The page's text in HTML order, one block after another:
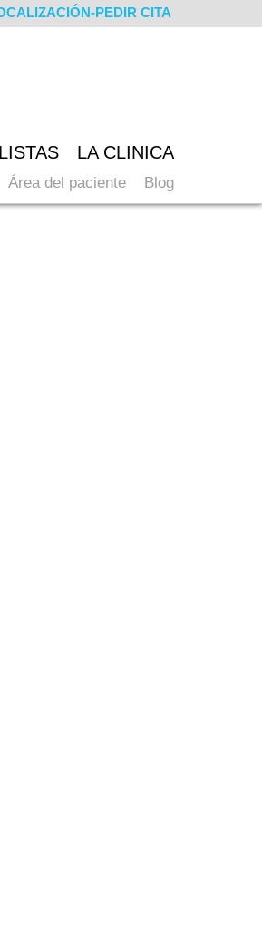
PEDIR CITA
LA CLINICA
Área del paciente Blog